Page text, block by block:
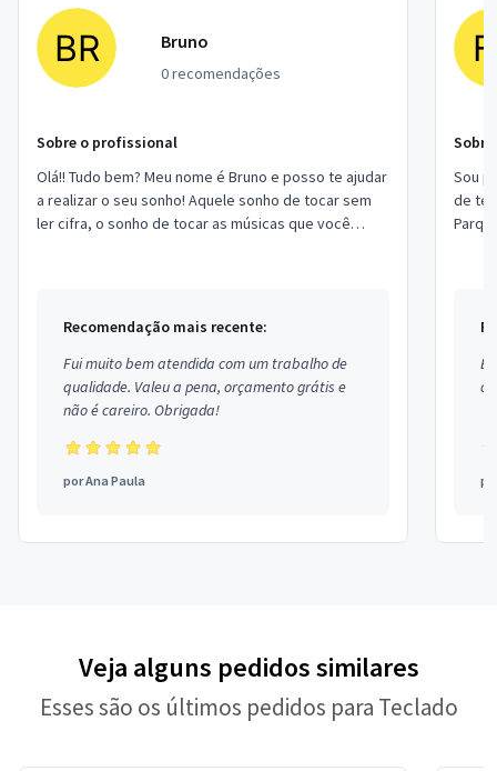
Bruno
0 recomendações
Sobre o profissional
Olá!! Tudo bem? Meu nome é Bruno e posso te ajudar
a realizar o seu sonho! Aquele sonho de tocar sem
ler cifra, o sonho de tocar as músicas que você
Recomendação mais recente:
Fui muito bem atendida com um trabalho de
qualidade. Valeu a pena, orçamento grátis e
não é careiro. Obrigada!
porAna Paula
Sou
de teclado musical.
Veja alguns pedidos similares
Esses são os últimos pedidos para Teclado